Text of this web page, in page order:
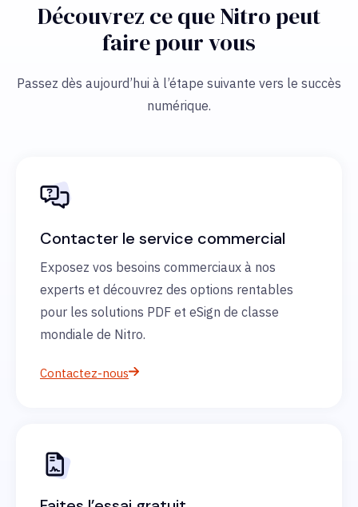
Découvrez ce que Nitro peut
faire pour vous
Passez dès aujourd’hui à l’étape suivante vers le succès
numérique.
Contacter le service commercial
Exposez vos besoins commerciaux à nos
experts et découvrez des options rentables
pour les solutions PDF et eSign de classe
mondiale de Nitro.
Contactez-nous